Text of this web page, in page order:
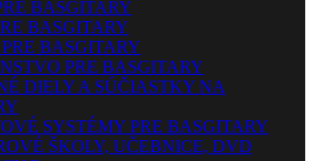
BASGITARY
BASGITARY
BASGITARY
PRE BASGITARY
DIELY A SÚČIASTKY NA
SYSTÉMY PRE BASGITARY
ŠKOLY, UČEBNICE, DVD